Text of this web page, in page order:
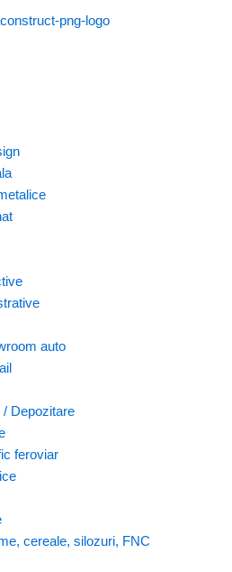
auto
/ Depozitare
feroviar
cereale, silozuri, FNC